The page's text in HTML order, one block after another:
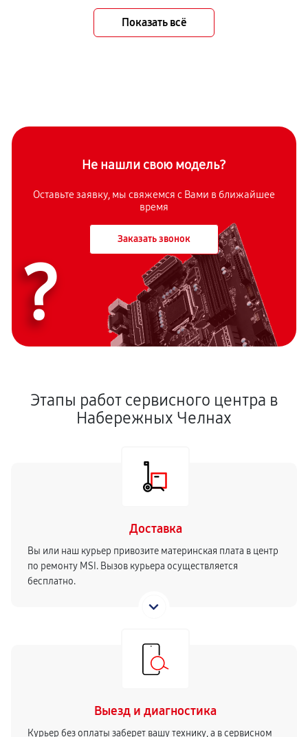
Показать всё
Не нашли свою модель?
Оставьте заявку, мы свяжемся с Вами в ближайшее
время
Заказать звонок
?
Этапы работ сервисного центра в
Набережных Челнах
Доставка
Вы или наш курьер привозите материнская плата в центр
по ремонту MSI. Вызов курьера осуществляется
бесплатно.
Выезд и диагностика
Курьер без оплаты заберет вашу технику, а в сервисном